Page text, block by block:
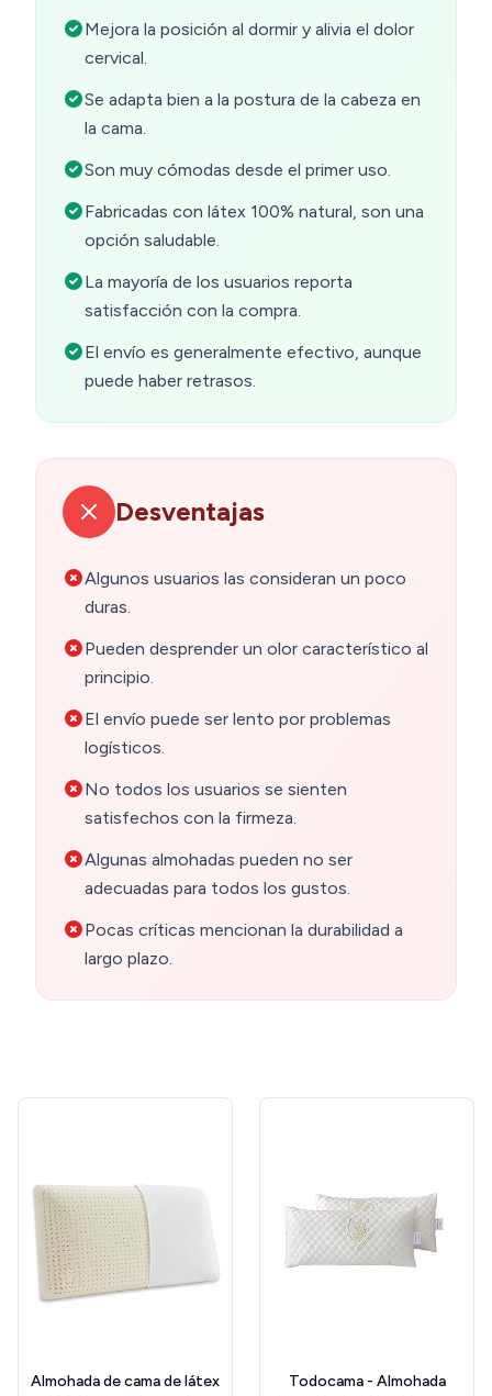
Mejora la posición al dormir y alivia el dolor
cervical.
Se adapta bien a la postura de la cabeza en
la cama.
Son muy cómodas desde el primer uso.
Fabricadas con látex 100% natural, son una
opción saludable.
La mayoría de los usuarios reporta
satisfacción con la compra.
El envío es generalmente efectivo, aunque
puede haber retrasos.
Desventajas
Algunos usuarios las consideran un poco
duras.
Pueden desprender un olor característico al
principio.
El envío puede ser lento por problemas
logísticos.
No todos los usuarios se sienten
satisfechos con la firmeza.
Algunas almohadas pueden no ser
adecuadas para todos los gustos.
Pocas críticas mencionan la durabilidad a
largo plazo.
Almohada de cama de látex
Todocama - Almohada